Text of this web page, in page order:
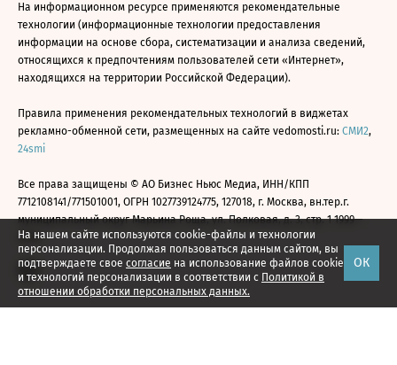
На нашем сайте используются cookie-файлы и технологии
персонализации. Продолжая пользоваться данным сайтом, вы
подтверждаете свое согласие на использование файлов cookie
и технологий персонализации в соответствии с Политикой в
отношении обработки персональных данных.
ОК
На информационном ресурсе применяются рекомендательные
технологии (информационные технологии предоставления
информации на основе сбора, систематизации и анализа сведений,
относящихся к предпочтениям пользователей сети «Интернет»,
находящихся на территории Российской Федерации).
Правила применения рекомендательных технологий в виджетах
рекламно-обменной сети, размещенных на сайте vedomosti.ru: СМИ2,
24smi
Все права защищены © АО Бизнес Ньюс Медиа, ИНН/КПП
7712108141/771501001, ОГРН 1027739124775, 127018, г. Москва, вн.тер.г.
муниципальный округ Марьина Роща, ул. Полковая, д. 3, стр. 1 1999—
2026